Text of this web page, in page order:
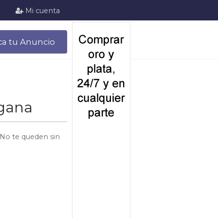
Mi cuenta
tu Anuncio
te queden sin